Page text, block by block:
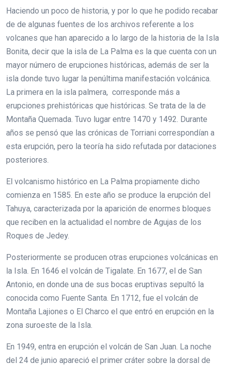
Haciendo un poco de historia, y por lo que he podido recabar
de de algunas fuentes de los archivos referente a los
volcanes que han aparecido a lo largo de la historia de la Isla
Bonita, decir que la isla de La Palma es la que cuenta con un
mayor número de erupciones históricas, además de ser la
isla donde tuvo lugar la penúltima manifestación volcánica.
La primera en la isla palmera, corresponde más a
erupciones prehistóricas que históricas. Se trata de la de
Montaña Quemada. Tuvo lugar entre 1470 y 1492. Durante
años se pensó que las crónicas de Torriani correspondían a
esta erupción, pero la teoría ha sido refutada por dataciones
posteriores.
El volcanismo histórico en La Palma propiamente dicho
comienza en 1585. En este año se produce la erupción del
Tahuya, caracterizada por la aparición de enormes bloques
que reciben en la actualidad el nombre de Agujas de los
Roques de Jedey.
Posteriormente se producen otras erupciones volcánicas en
la Isla. En 1646 el volcán de Tigalate. En 1677, el de San
Antonio, en donde una de sus bocas eruptivas sepultó la
conocida como Fuente Santa. En 1712, fue el volcán de
Montaña Lajiones o El Charco el que entró en erupción en la
zona suroeste de la Isla.
En 1949, entra en erupción el volcán de San Juan. La noche
del 24 de junio apareció el primer cráter sobre la dorsal de